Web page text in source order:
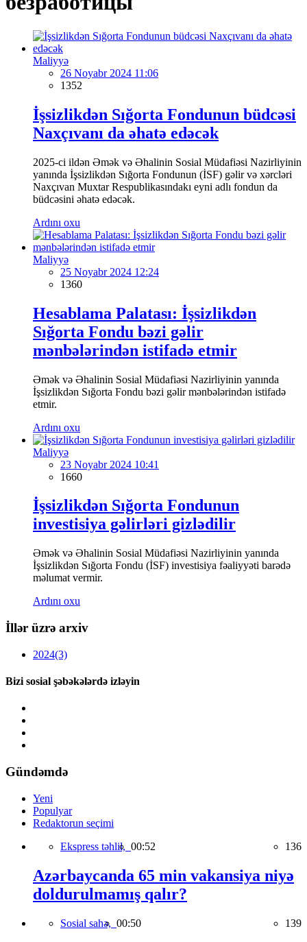
Maliyyə
26 Noyabr 2024 11:06
1352
İşsizlikdən Sığorta Fondunun büdcəsi
Naxçıvanı da əhatə edəcək
2025-ci ildən Əmək və Əhalinin Sosial Müdafiəsi Nazirliyinin
yanında İşsizlikdən Sığorta Fondunun (İSF) gəlir və xərcləri
Naxçıvan Muxtar Respublikasındakı eyni adlı fondun da
büdcəsini əhatə edəcək.
Ardını oxu
Maliyyə
25 Noyabr 2024 12:24
1360
Hesablama Palatası: İşsizlikdən
Sığorta Fondu bəzi gəlir
mənbələrindən istifadə etmir
Əmək və Əhalinin Sosial Müdafiəsi Nazirliyinin yanında
İşsizlikdən Sığorta Fondu bəzi gəlir mənbələrindən istifadə
etmir.
Ardını oxu
Maliyyə
23 Noyabr 2024 10:41
1660
İşsizlikdən Sığorta Fondunun
investisiya gəlirləri gizlədilir
Əmək və Əhalinin Sosial Müdafiəsi Nazirliyinin yanında
İşsizlikdən Sığorta Fondu (İSF) investisiya fəaliyyəti barədə
məlumat vermir.
Ardını oxu
İllər üzrə arxiv
2024(3)
Bizi sosial şəbəkələrdə izləyin
Gündəmdə
Yeni
Populyar
Redaktorun seçimi
Ekspress təhlil, 00:52 136
Azərbaycanda 65 min vakansiya niyə
doldurulmamış qalır?
Sosial sahə, 00:50 139